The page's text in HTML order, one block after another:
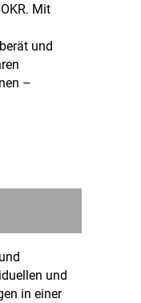
Mit
und
–
und
in einer